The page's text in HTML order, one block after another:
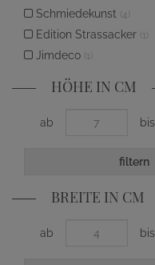
Schmiedekunst (4)
Edition Strassacker (1)
Jimdeco (1)
HÖHE IN CM
ab bis
filtern
BREITE IN CM
ab bis